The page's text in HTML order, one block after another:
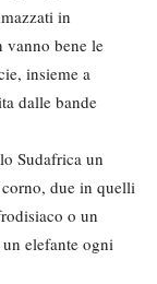
in
vanno bene le
insieme a
dalle bande
Sudafrica un
due in quelli
o un
elefante ogni